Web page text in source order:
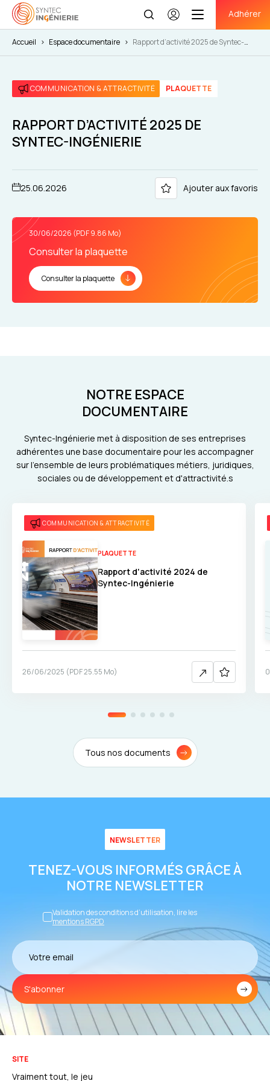
Se
connecter
Adhérer
Accueil > Espace documentaire > Rapport d’activité 2025 de Syntec-
COMMUNICATION & ATTRACTIVITÉ PLAQUETTE
RAPPORT D’ACTIVITÉ 2025 DE
SYNTEC-INGÉNIERIE
25.06.2026 Ajouter aux favoris
30/06/2026 (PDF 9.86 Mo)
Consulter la plaquette
Consulter la plaquette
NOTRE ESPACE
DOCUMENTAIRE
Syntec-Ingénierie met à disposition de ses entreprises
adhérentes une base documentaire pour les accompagner
sur l'ensemble de leurs problématiques métiers, juridiques,
sociales ou de développement et d'attractivité.s
COMMUNICATION & ATTRACTIVITÉ
PLAQUETTE
Rapport d'activité 2024 de
Syntec-Ingénierie
26/06/2025 (PDF25.55 Mo)
Tous nos documents
NEWSLETTER
TENEZ-VOUS INFORMÉS GRÂCE À
NOTRE NEWSLETTER
Validation des conditions d’utilisation, lire les
mentions RGPD
S'abonner
SITE
Vraiment tout, le jeu